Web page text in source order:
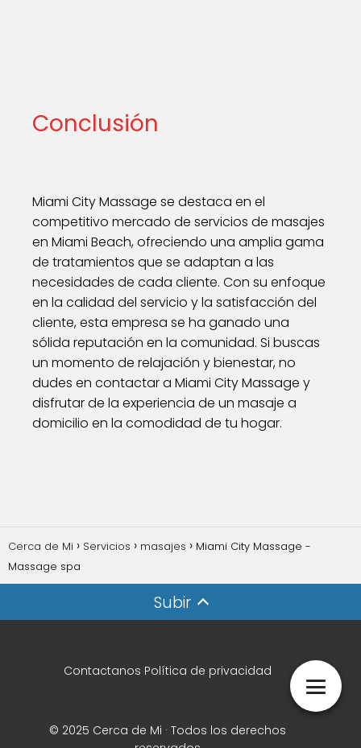
Conclusión
Miami City Massage se destaca en el
competitivo mercado de servicios de masajes
en Miami Beach, ofreciendo una amplia gama
de tratamientos que se adaptan a las
necesidades de cada cliente. Con su enfoque
en la calidad del servicio y la satisfacción del
cliente, esta empresa se ha ganado una
sólida reputación en la comunidad. Si buscas
un momento de relajación y bienestar, no
dudes en contactar a Miami City Massage y
disfrutar de la experiencia de un masaje a
domicilio en la comodidad de tu hogar.
Cerca de Mi Servicios masajes
Miami City Massage -
Massage spa
Subir
Contactanos Política de privacidad
© 2025 Cerca de Mi · Todos los derechos